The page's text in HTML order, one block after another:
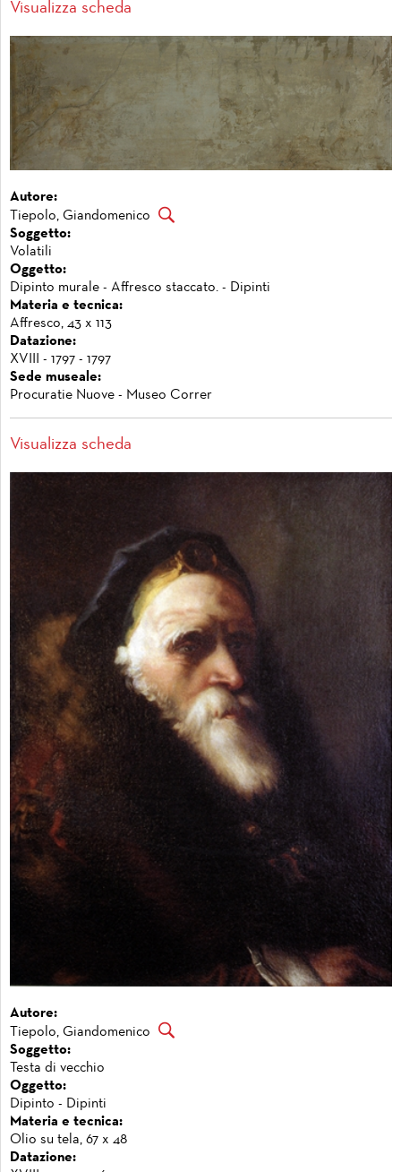
Visualizza scheda
Autore:
Tiepolo, Giandomenico
Soggetto:
Volatili
Oggetto:
Dipinto murale - Affresco staccato. - Dipinti
Materia e tecnica:
Affresco, 43 x 113
Datazione:
XVIII - 1797 - 1797
Sede museale:
Procuratie Nuove - Museo Correr
Visualizza scheda
Autore:
Tiepolo, Giandomenico
Soggetto:
Testa di vecchio
Oggetto:
Dipinto - Dipinti
Materia e tecnica:
Olio su tela, 67 x 48
Datazione: